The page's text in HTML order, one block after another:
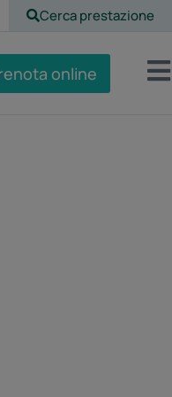
Cerca prestazione
online